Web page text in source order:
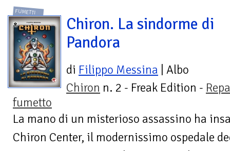
FUMETTI
Chiron. La sindorme di
Pandora
di Filippo Messina | Albo
Chiron n. 2 - Freak Edition -
fumetto
La mano di un misterioso assassino ha
Chiron Center, il modernissimo ospedale